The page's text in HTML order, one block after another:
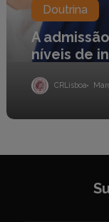
Doutrina
A
níveis de
CRLisboa